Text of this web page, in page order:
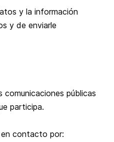
y la información
y de enviarle
públicas
participa.
en contacto por: